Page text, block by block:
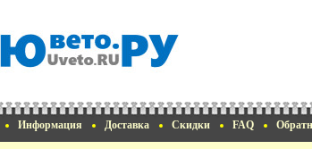
Информация Доставка Скидки FAQ